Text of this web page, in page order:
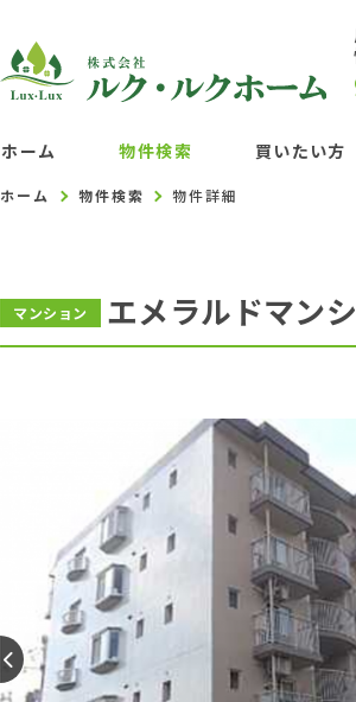
ホーム 物件検索 買いたい方
ホーム 物件検索 物件詳細
マンション エメラルドマン